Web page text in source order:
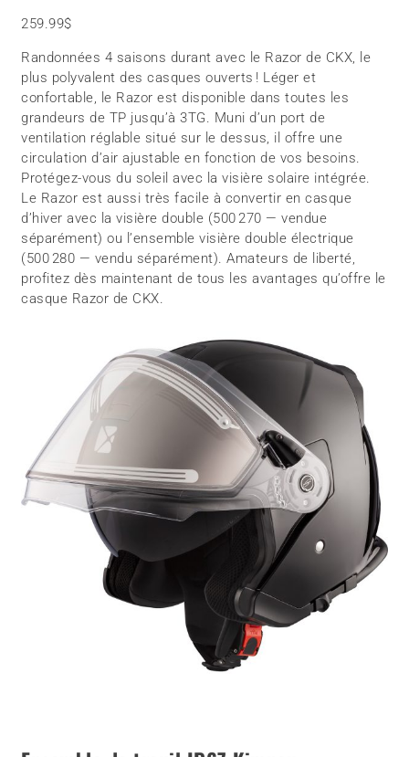
259.99$
Randonnées 4 saisons durant avec le Razor de CKX, le
plus polyvalent des casques ouverts ! Léger et
confortable, le Razor est disponible dans toutes les
grandeurs de TP jusqu’à 3TG. Muni d’un port de
ventilation réglable situé sur le dessus, il offre une
circulation d’air ajustable en fonction de vos besoins.
Protégez-vous du soleil avec la visière solaire intégrée.
Le Razor est aussi très facile à convertir en casque
d’hiver avec la visière double (500 270 — vendue
séparément) ou l’ensemble visière double électrique
(500 280 — vendu séparément). Amateurs de liberté,
profitez dès maintenant de tous les avantages qu’offre le
casque Razor de CKX.